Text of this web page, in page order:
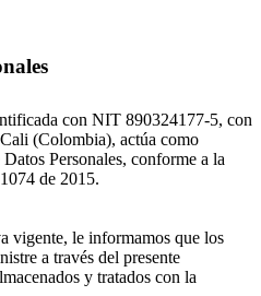
con NIT 890324177-5, con
(Colombia), actúa como
Personales, conforme a la
de 2015.
vigente, le informamos que los
a través del presente
y tratados con la